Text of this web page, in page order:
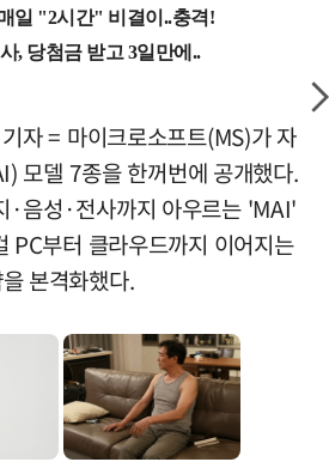
자 = 마이크로소프트(MS)가 자
모델 7종을 한꺼번에 공개했다.
·음성·전사까지 아우르는 'MAI'
PC부터 클라우드까지 이어지는
본격화했다.